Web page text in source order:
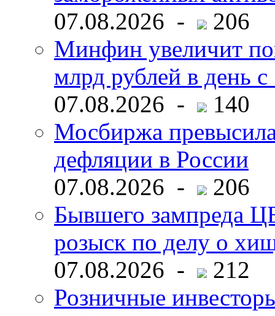
07.08.2026 -
206
Минфин увеличит
млрд рублей в день с
07.08.2026 -
140
Мосбиржа
дефляции в России
07.08.2026 -
206
Бывшего зампреда
розыск по делу о
07.08.2026 -
212
Розничные